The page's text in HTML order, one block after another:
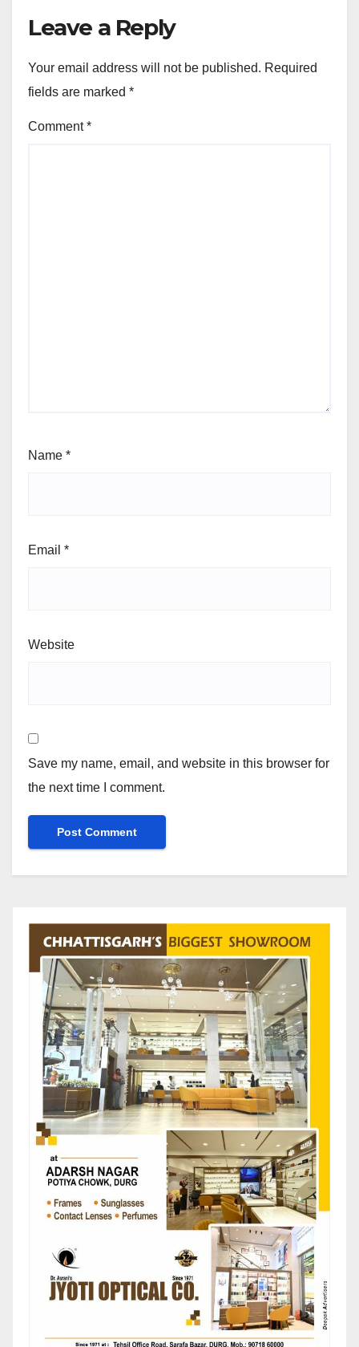
Leave a Reply
Your email address will not be published. Required
fields are marked *
Comment*
Name *
Email *
Website
Save my name, email, and website in this browser for
the next time I comment.